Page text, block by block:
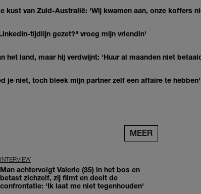
kust van Zuid-Australië: 'Wij kwamen aan, onze koffers
tijdlijn gezet?" vroeg mijn vriendin'
het land, maar hij verdwijnt: 'Huur al maanden niet
je niet, toch bleek mijn partner zelf een affaire te hebben'
MEER
INTERVIEW
Man achtervolgt Valerie (35) in het bos en
betast zichzelf, zij filmt en deelt de
confrontatie: 'Ik laat me niet tegenhouden'